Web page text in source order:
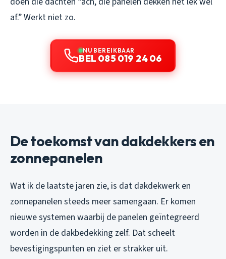
af.” Werkt niet zo.
NU BEREIKBAAR
BEL 085 019 24 06
De toekomst van dakdekkers en
zonnepanelen
Wat ik de laatste jaren zie, is dat dakdekwerk en
zonnepanelen steeds meer samengaan. Er komen
nieuwe systemen waarbij de panelen geïntegreerd
worden in de dakbedekking zelf. Dat scheelt
bevestigingspunten en ziet er strakker uit.